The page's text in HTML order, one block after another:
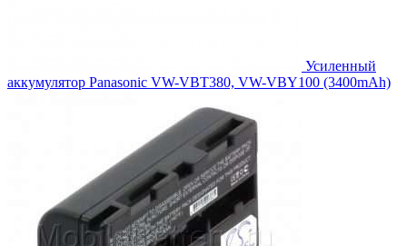
Усиленный
аккумулятор Panasonic VW-VBT380, VW-VBY100 (3400mAh)